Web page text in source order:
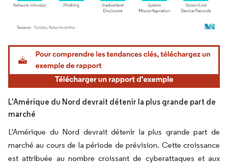
Image © Mordor Intelligence. La réutilisation nécessite une attribution sous CC BY
L'Amérique du Nord devrait détenir la plus grande part de
marché
L'Amérique du Nord devrait détenir la plus grande part de
marché au cours de la période de prévision. Cette croissance
est attribuée au nombre croissant de cyberattaques et aux